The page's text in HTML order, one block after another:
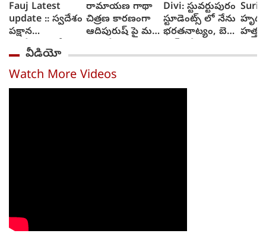
Fauj Latest
update :: స్వదేశం
పక్షాన
ఆంగ్లేయులతో
పోరాటానికి దిగిన
ఫౌజీ గా ప్రభాస్
రామాయణ గాథా
చిత్రణ కారణంగా
ఆదిపురుష్ పై మళ్లీ
Divi: స్టువర్టుపురం
స్టూడెంట్స్ లో నేను
భరతనాట్యం, బెల్లి
వీడియో
Watch More Videos